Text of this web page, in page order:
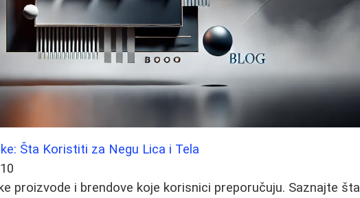
Šta Koristiti za Negu Lica i Tela
proizvode i brendove koje korisnici preporučuju. Saznajte šta